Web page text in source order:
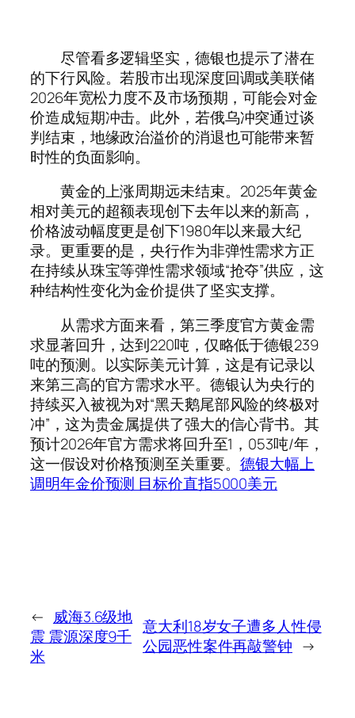
尽管看多逻辑坚实，德银也提示了潜在
的下行风险。若股市出现深度回调或美联储
2026年宽松力度不及市场预期，可能会对金
价造成短期冲击。此外，若俄乌冲突通过谈
判结束，地缘政治溢价的消退也可能带来暂
时性的负面影响。
黄金的上涨周期远未结束。2025年黄金
相对美元的超额表现创下去年以来的新高，
价格波动幅度更是创下1980年以来最大纪
录。更重要的是，央行作为非弹性需求方正
在持续从珠宝等弹性需求领域“抢夺”供应，这
种结构性变化为金价提供了坚实支撑。
从需求方面来看，第三季度官方黄金需
求显著回升，达到220吨，仅略低于德银239
吨的预测。以实际美元计算，这是有记录以
来第三高的官方需求水平。德银认为央行的
持续买入被视为对“黑天鹅尾部风险的终极对
冲”，这为贵金属提供了强大的信心背书。其
预计2026年官方需求将回升至1，053吨/年，
这一假设对价格预测至关重要。 德银大幅上
调明年金价预测 目标价直指5000美元
← 威海3.6级地
震 震源深度9千
米
意大利18岁女子遭多人性侵
公园恶性案件再敲警钟 →